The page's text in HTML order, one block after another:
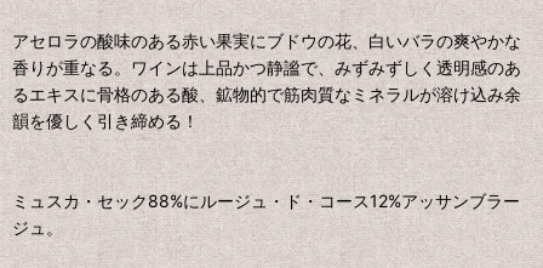
アセロラの酸味のある赤い果実にブドウの花、白いバラの爽やかな
香りが重なる。ワインは上品かつ静謐で、みずみずしく透明感のあ
るエキスに骨格のある酸、鉱物的で筋肉質なミネラルが溶け込み余
韻を優しく引き締める！
ミュスカ・セック88%にルージュ・ド・コース12%アッサンブラー
ジュ。